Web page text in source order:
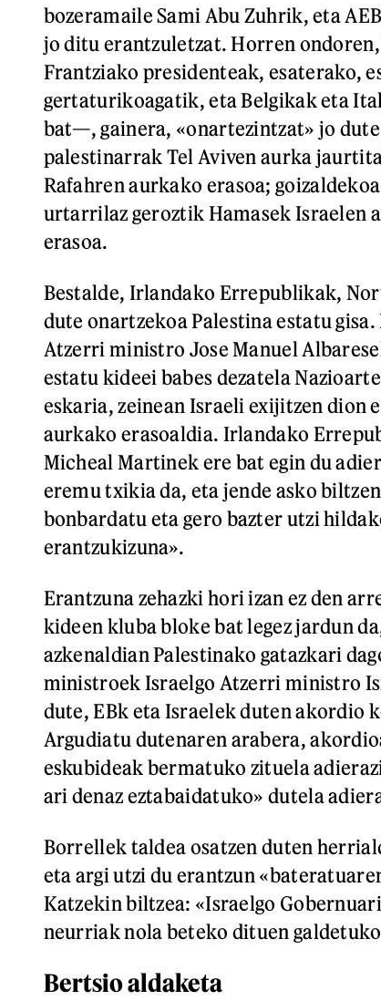
bozeramaile Sami Abu Zuhrik, eta
jo ditu erantzuletzat. Horren
Frantziako presidenteak, esaterako,
gertaturikoagatik, eta Belgikak eta
bat—, gainera, «onartezintzat» jo
palestinarrak Tel Aviven aurka
Rafahren aurkako erasoa;
urtarrilaz geroztik Hamasek Israelen
erasoa.
Bestalde, Irlandako Errepublikak,
dute onartzekoa Palestina estatu
Atzerri ministro Jose Manuel
estatu kideei babes dezatela
eskaria, zeinean Israeli exijitzen dion
aurkako erasoaldia. Irlandako
Micheal Martinek ere bat egin du
eremu txikia da, eta jende asko
bonbardatu eta gero bazter utzi
erantzukizuna».
Erantzuna zehazki hori izan ez den
kideen kluba bloke bat legez jardun
azkenaldian Palestinako gatazkari
ministroek Israelgo Atzerri ministro
dute, EBk eta Israelek duten akordio
Argudiatu dutenaren arabera,
eskubideak bermatuko zituela
ari denaz eztabaidatuko» dutela
Borrellek taldea osatzen duten
eta argi utzi du erantzun
Katzekin biltzea: «Israelgo
neurriak nola beteko dituen
Bertsio aldaketa